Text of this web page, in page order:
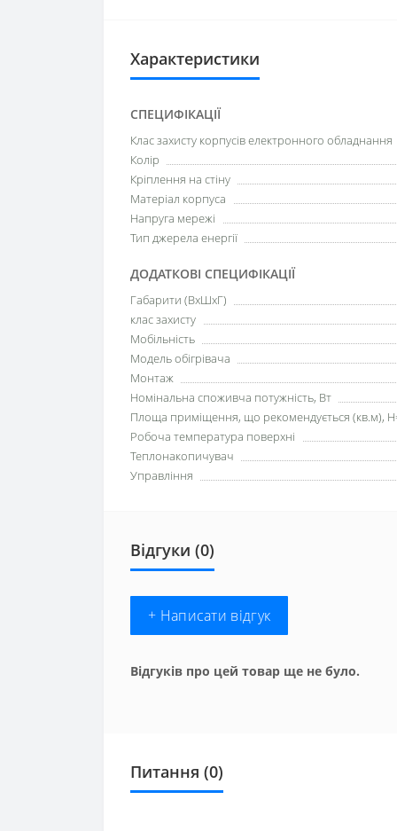
Характеристики
СПЕЦИФІКАЦІЇ
Клас захисту корпусів електронного обладнання
Колір
Кріплення на стіну
Матеріал корпуса
Напруга мережі
Тип джерела енергії
ДОДАТКОВІ СПЕЦИФІКАЦІЇ
Габарити (ВхШхГ)
клас захисту
Мобільність
Модель обігрівача
Монтаж
Номінальна споживча потужність, Вт
Площа приміщення, що рекомендується (кв.м),
Робоча температура поверхні
Теплонакопичувач
Управління
Відгуки (0)
+ Написати відгук
Відгуків про цей товар ще не було.
Питання (0)